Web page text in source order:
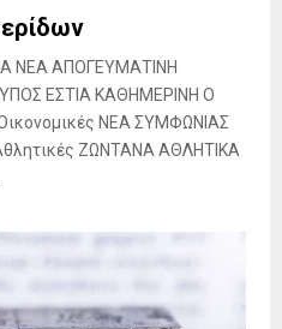
ΝΕΑ ΑΠΟΓΕΥΜΑΤΙΝΗ
ΕΣΤΙΑ ΚΑΘΗΜΕΡΙΝΗ Ο
ΝΕΑ ΣΥΜΦΩΝΙΑΣ
ΖΩΝΤΑΝΑ ΑΘΛΗΤΙΚΑ